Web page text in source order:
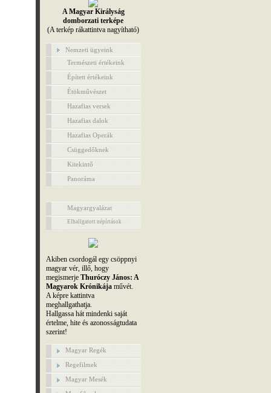
A Magyar Királyság
domborzati terképe
(A terkép rákattintva nagyítható)
Nemzeti ügyeink
Természeti értékeink
Épített értékeink
Étökművészet
Hazafias versek
Hazafias dalok
Hazafias Operák
Csüggedőknek
Kitekintő
Panoráma
Magyargyalázat
Elhallgatott népírtások
Akiben csordogál egy csöppnyi
magyar vér, illő, hogy
megismerje Thuróczy János: A
Magyarok Krónikájaművét.
A képre kattintva
meghallgathatja.
Hallgassa hát mindenki saját
értelme, hite és azonosságtudata
szerint!
Magyar Regék
Regefilmek
Magyar Mesék